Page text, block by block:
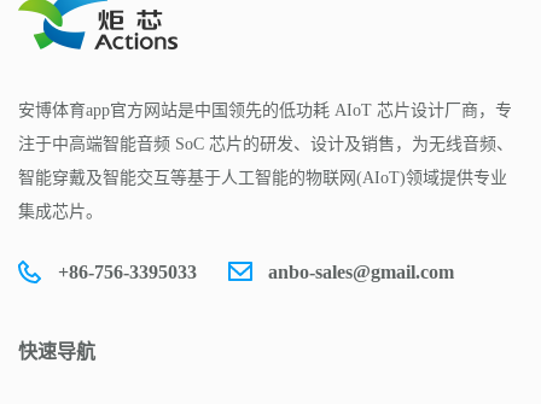
安博体育app官方网站是中国领先的低功耗 AIoT 芯片设计厂商，专
注于中高端智能音频 SoC 芯片的研发、设计及销售，为无线音频、
智能穿戴及智能交互等基于人工智能的物联网(AIoT)领域提供专业
集成芯片。
+86-756-3395033 anbo-sales@gmail.com
快速导航